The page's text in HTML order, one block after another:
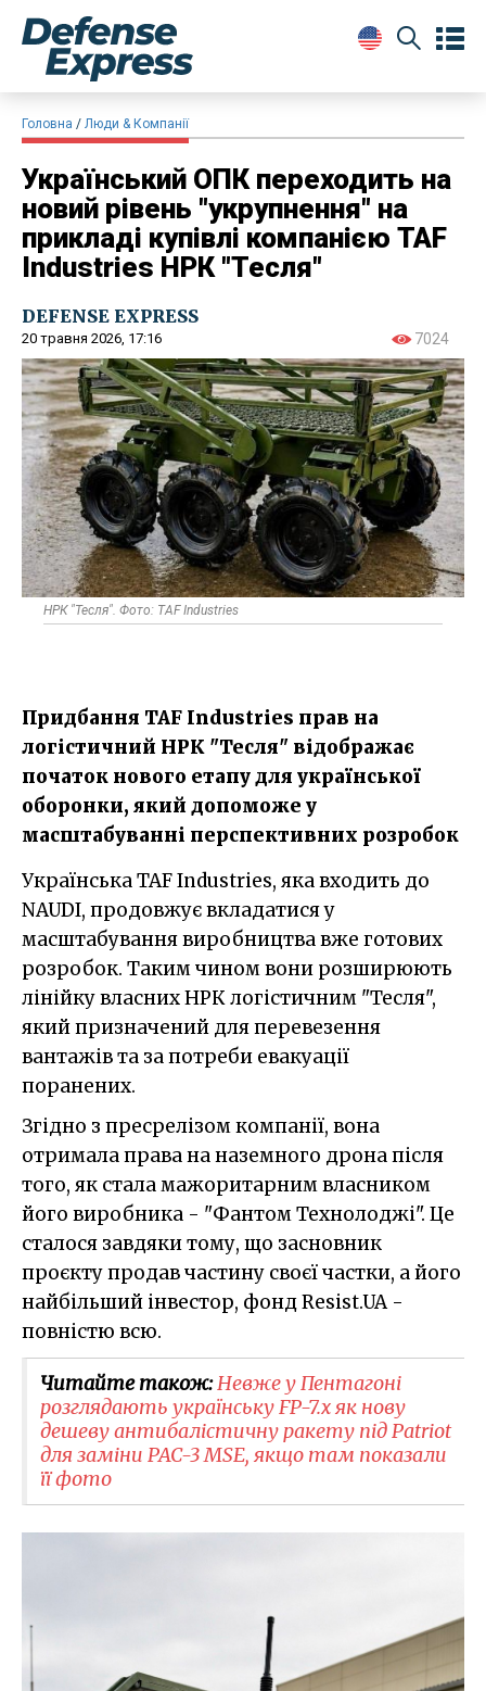
Головна Люди & Компанії
Український ОПК переходить на
новий рівень "укрупнення" на
прикладі купівлі компанією TAF
Industries НРК "Тесля"
DEFENSE EXPRESS
20 травня 2026, 17:16 7024
НРК "Тесля". Фото: TAF Industries
Придбання TAF Industries прав на
логістичний НРК "Тесля" відображає
початок нового етапу для української
оборонки, який допоможе у
масштабуванні перспективних розробок
Українська TAF Industries, яка входить до
NAUDI, продовжує вкладатися у
масштабування виробництва вже готових
розробок. Таким чином вони розширюють
лінійку власних НРК логістичним "Тесля",
який призначений для перевезення
вантажів та за потреби евакуації
поранених.
Згідно з пресрелізом компанії, вона
отримала права на наземного дрона після
того, як стала мажоритарним власником
його виробника - "Фантом Технолоджі". Це
сталося завдяки тому, що засновник
проєкту продав частину своєї частки, а його
найбільший інвестор, фонд Resist.UA -
повністю всю.
Читайте також:Невже у Пентагоні
розглядають українську FP-7.x як нову
дешеву антибалістичну ракету під Patriot
для заміни PAC-3 MSE, якщо там показали
її фото